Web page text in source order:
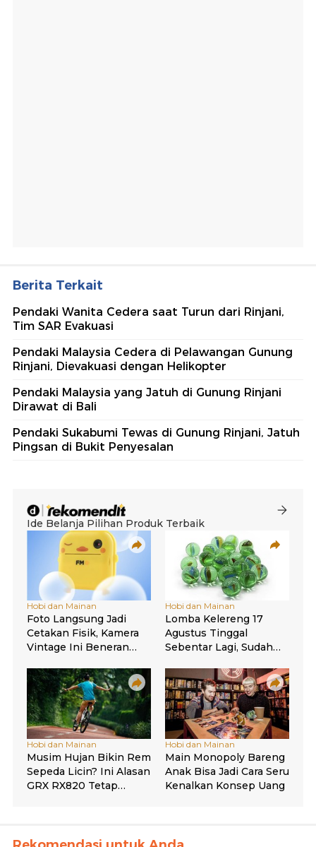
Berita Terkait
Pendaki Wanita Cedera saat Turun dari Rinjani,
Tim SAR Evakuasi
Pendaki Malaysia Cedera di Pelawangan Gunung
Rinjani, Dievakuasi dengan Helikopter
Pendaki Malaysia yang Jatuh di Gunung Rinjani
Dirawat di Bali
Pendaki Sukabumi Tewas di Gunung Rinjani, Jatuh
Pingsan di Bukit Penyesalan